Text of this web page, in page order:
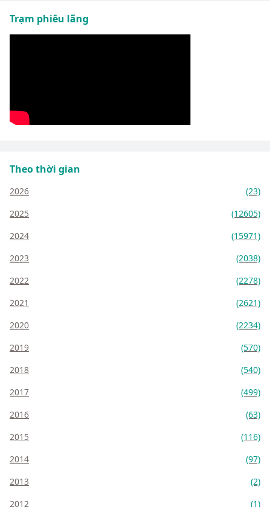
Trạm phiêu lãng
Theo thời gian
2026
(23)
2025
(12605)
2024
(15971)
2023
(2038)
2022
(2278)
2021
(2621)
2020
(2234)
2019
(570)
2018
(540)
2017
(499)
2016
(63)
2015
(116)
2014
(97)
2013
(2)
2012
(1)